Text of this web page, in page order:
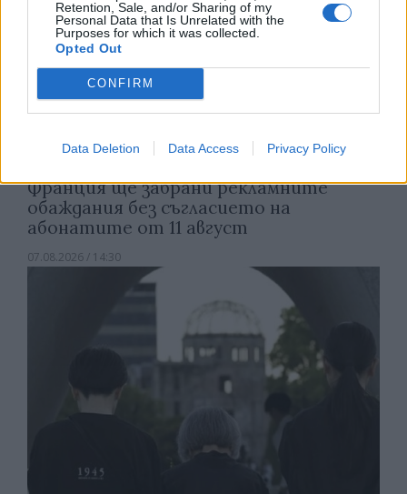
Retention, Sale, and/or Sharing of my
Personal Data that Is Unrelated with the
Purposes for which it was collected.
Opted Out
CONFIRM
Data Deletion Data Access Privacy Policy
Франция ще забрани рекламните
обаждания без съгласието на
абонатите от 11 август
07.08.2026 / 14:30